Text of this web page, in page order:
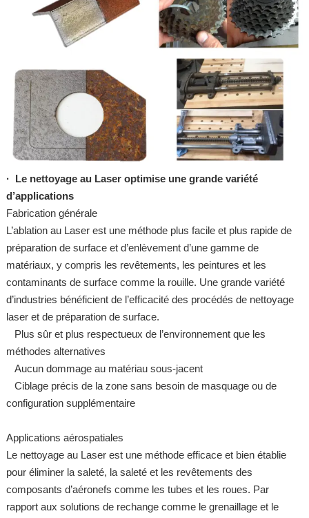
· Le nettoyage au Laser optimise une grande variété
d’applications
Fabrication générale
L’ablation au Laser est une méthode plus facile et plus rapide de
préparation de surface et d’enlèvement d’une gamme de
matériaux, y compris les revêtements, les peintures et les
contaminants de surface comme la rouille. Une grande variété
d’industries bénéficient de l’efficacité des procédés de nettoyage
laser et de préparation de surface.
Plus sûr et plus respectueux de l’environnement que les
méthodes alternatives
Aucun dommage au matériau sous-jacent
Ciblage précis de la zone sans besoin de masquage ou de
configuration supplémentaire
Applications aérospatiales
Le nettoyage au Laser est une méthode efficace et bien établie
pour éliminer la saleté, la saleté et les revêtements des
composants d’aéronefs comme les tubes et les roues. Par
rapport aux solutions de rechange comme le grenaillage et le